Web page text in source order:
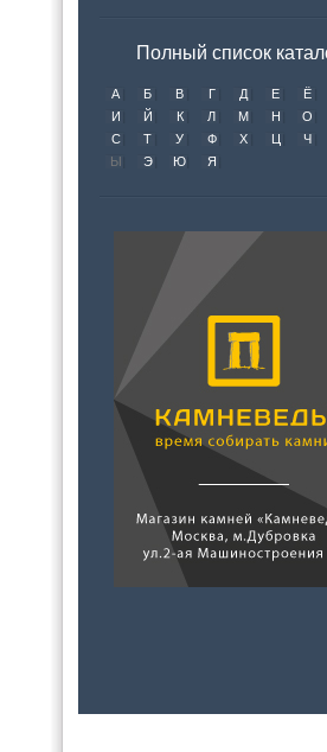
Полный список
А Б В Г Д Е Ё
И
Й К Л М Н О
С
Т У Ф Х Ц Ч
Ы
Э Ю Я